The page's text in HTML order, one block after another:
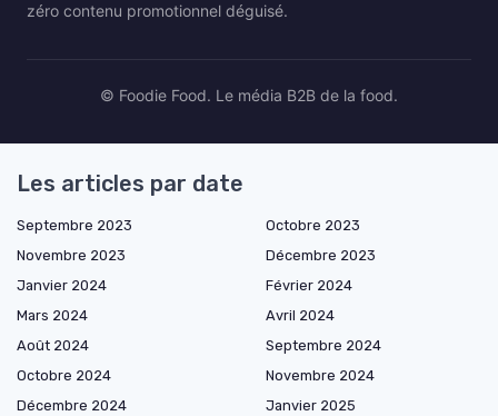
zéro contenu promotionnel déguisé.
© Foodie Food. Le média B2B de la food.
Les articles par date
Septembre 2023
Octobre 2023
Novembre 2023
Décembre 2023
Janvier 2024
Février 2024
Mars 2024
Avril 2024
Août 2024
Septembre 2024
Octobre 2024
Novembre 2024
Décembre 2024
Janvier 2025